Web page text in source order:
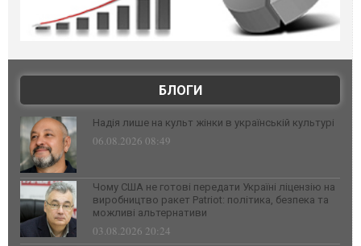
БЛОГИ
Надія лише на культ жінки в українській культурі
06.08.2026 08:49
Чому США не готові передати Україні ліцензію на
виробництво ракет Patriot: політика, безпека та
можливі альтернативи
03.08.2026 20:24